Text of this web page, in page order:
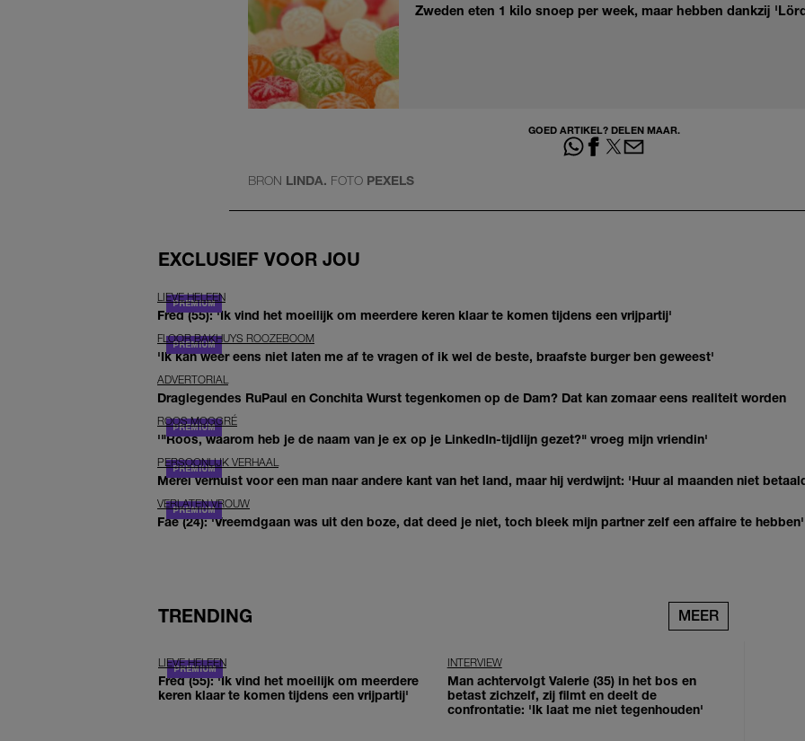
Zweden eten 1 kilo snoep per week, maar hebben dankzij
GOED ARTIKEL? DELEN MAAR.
BRON LINDA. FOTO PEXELS
EXCLUSIEF VOOR JOU
LIEVE HELEEN
Fred (55): 'Ik vind het moeilijk om meerdere keren klaar te komen tijdens een vrijpartij'
FLOOR BAKHUYS ROOZEBOOM
'Ik kan weer eens niet laten me af te vragen of ik wel de beste, braafste burger ben geweest'
ADVERTORIAL
Draglegendes RuPaul en Conchita Wurst tegenkomen op de Dam? Dat kan zomaar eens realiteit worden
ROOS MOGGRÉ
'"Roos, waarom heb je de naam van je ex op je LinkedIn-tijdlijn gezet?" vroeg mijn vriendin'
PERSOONLIJK VERHAAL
Merel verhuist voor een man naar andere kant van het land, maar hij verdwijnt: 'Huur al maanden niet
VERLATEN VROUW
Fae (24): 'Vreemdgaan was uit den boze, dat deed je niet, toch bleek mijn partner zelf een affaire te hebben'
TRENDING MEER
LIEVE HELEEN
Fred (55): 'Ik vind het moeilijk om meerdere
keren klaar te komen tijdens een vrijpartij'
INTERVIEW
Man achtervolgt Valerie (35) in het bos en
betast zichzelf, zij filmt en deelt de
confrontatie: 'Ik laat me niet tegenhouden'